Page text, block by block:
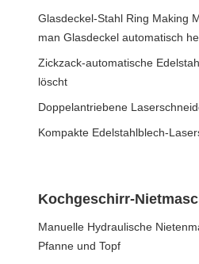
Glasdeckel-Stahl Ring Making
man Glasdeckel automatisch
Zickzack-automatische
löscht
Doppelantriebene
Kompakte Edelstahlblech-
Kochgeschirr-
Manuelle Hydraulische
Pfanne und Topf